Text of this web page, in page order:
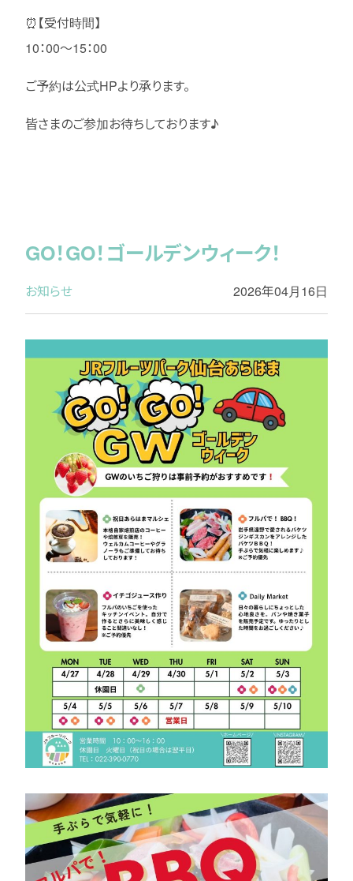
⏰【受付時間】
10：00～15：00
ご予約は公式HPより承ります。
皆さまのご参加お待ちしております♪
GO！GO！ゴールデンウィーク！
お知らせ 2026年04月16日